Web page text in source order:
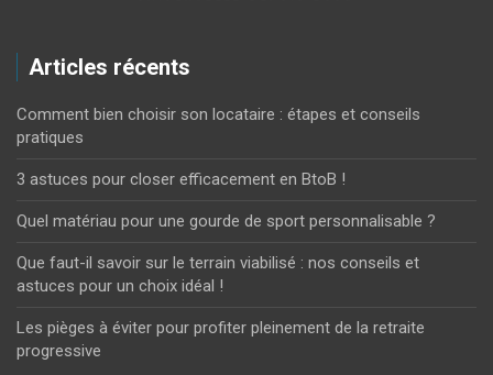
Articles récents
Comment bien choisir son locataire : étapes et conseils
pratiques
3 astuces pour closer efficacement en BtoB !
Quel matériau pour une gourde de sport personnalisable ?
Que faut-il savoir sur le terrain viabilisé : nos conseils et
astuces pour un choix idéal !
Les pièges à éviter pour profiter pleinement de la retraite
progressive